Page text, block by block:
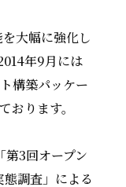
大幅に強化し
年9月には
構築パッケー
おります。
3回オープン
調査」による